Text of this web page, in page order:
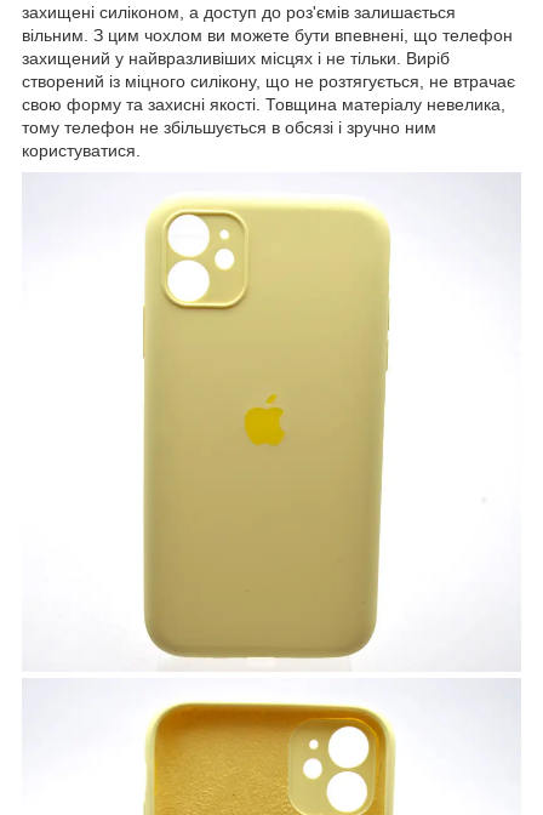
захищені силіконом, а доступ до роз'ємів залишається
вільним. З цим чохлом ви можете бути впевнені, що телефон
захищений у найвразливіших місцях і не тільки. Виріб
створений із міцного силікону, що не розтягується, не втрачає
свою форму та захисні якості. Товщина матеріалу невелика,
тому телефон не збільшується в обсязі і зручно ним
користуватися.